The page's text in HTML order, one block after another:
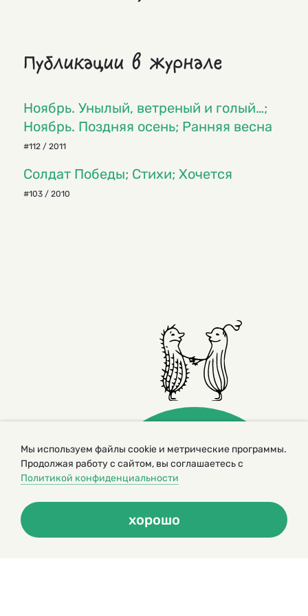
Публикации в журнале
Ноябрь. Унылый, ветреный и голый…;
Ноябрь. Поздняя осень; Ранняя весна
#112 / 2011
Солдат Победы; Стихи; Хочется
#103 / 2010
© 2000 – 2026. Кукумбер. Литературный иллюстрированный
Копирование материалов возможно только с разрешения редакторов
сайта
Политика конфиденциальности
Мы используем файлы cookie и метрические программы.
Продолжая работу с сайтом, вы соглашаетесь с
Политикой конфиденциальности
хорошо